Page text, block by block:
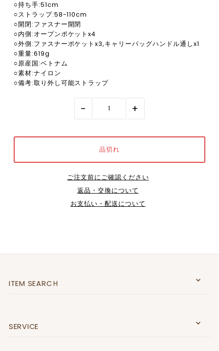
○持ち手:51cm
○ストラップ:58-110cm
○開閉:ファスナー開閉
○内側:オープンポケットx4
○外側:ファスナーポケットx3,キャリーバッグハンドル通しx1
○重量:619g
○原産国:ベトナム
○素材:ナイロン
○備考:取り外し可能ストラップ
- +
ご注文前にご確認ください
返品・交換について
お支払い・配送について
ITEM SEARCＨ
SERVICE